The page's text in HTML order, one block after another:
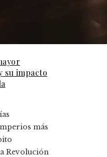
su impacto
más
Revolución